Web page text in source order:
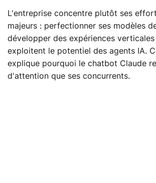
L'entreprise concentre plutôt ses
majeurs : perfectionner ses modèles
développer des expériences verticales
exploitent le potentiel des agents IA.
explique pourquoi le chatbot Claude
d'attention que ses concurrents.